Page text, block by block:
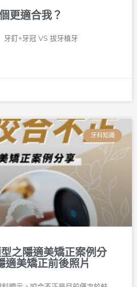
更適合我？
牙釘+牙冠 VS 拔牙植牙
牙科知識
之隱適美矯正案例分
適美矯正前後照片